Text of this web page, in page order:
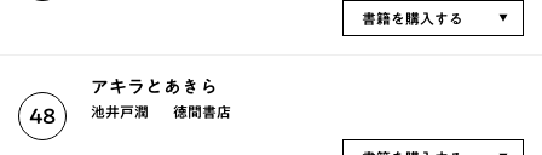
書籍を購入する
48
アキラとあきら
池井戸潤 徳間書店